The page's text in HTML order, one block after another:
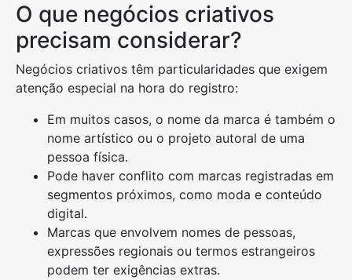
O que negócios criativos
precisam considerar?
Negócios criativos têm particularidades que exigem
atenção especial na hora do registro:
Em muitos casos, o nome da marca é também o
nome artístico ou o projeto autoral de uma
pessoa física.
Pode haver conflito com marcas registradas em
segmentos próximos, como moda e conteúdo
digital.
Marcas que envolvem nomes de pessoas,
expressões regionais ou termos estrangeiros
podem ter exigências extras.